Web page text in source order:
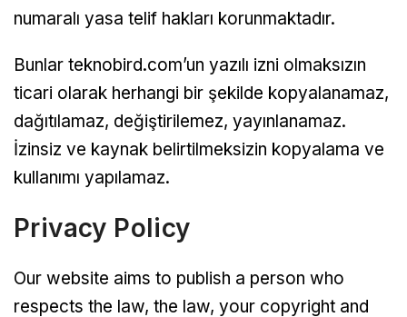
numaralı yasa telif hakları korunmaktadır.
Bunlar teknobird.com’un yazılı izni olmaksızın
ticari olarak herhangi bir şekilde kopyalanamaz,
dağıtılamaz, değiştirilemez, yayınlanamaz.
İzinsiz ve kaynak belirtilmeksizin kopyalama ve
kullanımı yapılamaz.
Privacy Policy
Our website aims to publish a person who
respects the law, the law, your copyright and